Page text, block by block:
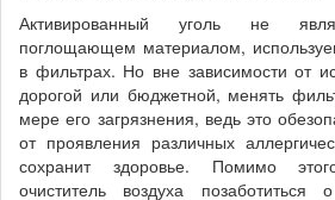
Активированный уголь не
поглощающем материалом,
в фильтрах. Но вне зависимости от
дорогой или бюджетной, менять
мере его загрязнения, ведь это
от проявления различных
сохранит здоровье. Помимо
очиститель воздуха